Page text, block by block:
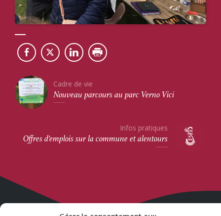
Cadre de vie
Nouveau parcours au parc Verno Vici
Infos pratiques
Offres d’emplois sur la commune et alentours